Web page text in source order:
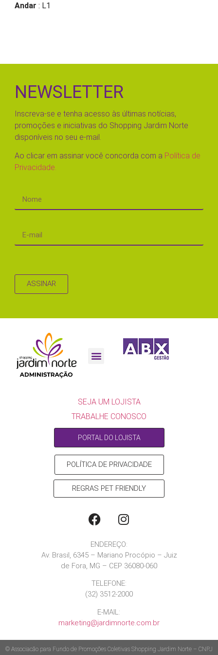
Andar : L1
NEWSLETTER
Inscreva-se e tenha acesso às últimas notícias,
promoções e iniciativas do Shopping Jardim Norte
disponíveis no seu e-mail.
Ao clicar em assinar você concorda com a Política de
Privacidade.
ASSINAR
SEJA UM LOJISTA
TRABALHE CONOSCO
PORTAL DO LOJISTA
POLÍTICA DE PRIVACIDADE
REGRAS PET FRIENDLY
ENDEREÇO:
Av. Brasil, 6345 – Mariano Procópio – Juiz
de Fora, MG – CEP 36080-060
TELEFONE:
(32) 3512-2000
E-MAIL:
marketing@jardimnorte.com.br
© Associacão para Fundo de Promoções Coletivas Shopping Jardim Norte – CNPJ